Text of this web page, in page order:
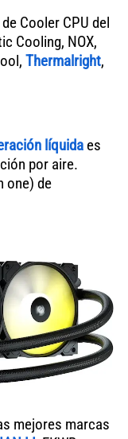
Cooler CPU del
Cooling, NOX,
Thermalright,
líquida es
por aire.
one) de
mejores marcas